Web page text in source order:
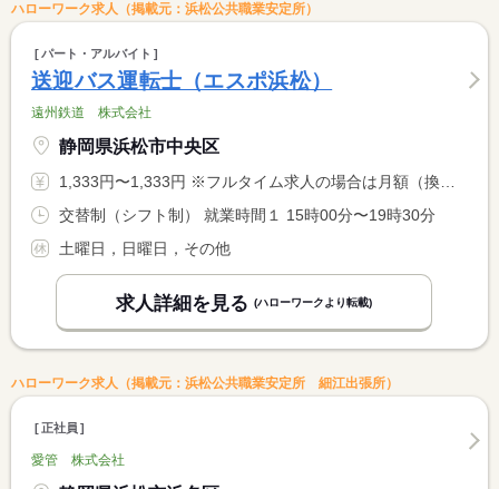
ハローワーク求人（掲載元：浜松公共職業安定所）
パート・アルバイト
送迎バス運転士（エスポ浜松）
遠州鉄道 株式会社
静岡県浜松市中央区
1,333円〜1,333円 ※フルタイム求人の場合は月額（換算額）、パート求人の場合は時間額を表示しています。
交替制（シフト制） 就業時間１ 15時00分〜19時30分
土曜日，日曜日，その他
求人詳細を見る (ハローワークより転載)
ハローワーク求人（掲載元：浜松公共職業安定所 細江出張所）
正社員
愛管 株式会社